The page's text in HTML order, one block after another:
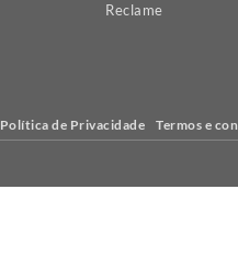
Reclame
Política de Privacidade Termos e